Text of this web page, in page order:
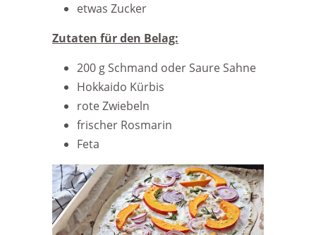
etwas Zucker
Zutaten für den Belag:
200 g Schmand oder Saure Sahne
Hokkaido Kürbis
rote Zwiebeln
frischer Rosmarin
Feta